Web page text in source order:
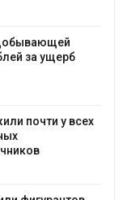
ущерб
у всех